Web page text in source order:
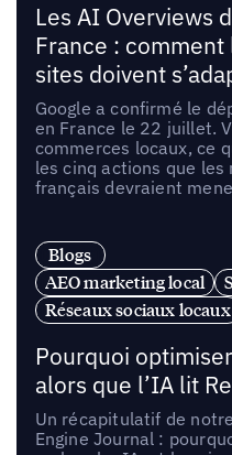
Les AI Overviews
France :
sites doivent
Google a confirmé le
en France le 22 juillet.
commerces locaux, ce
les cinq actions que
français devraient
Blogs
AEO marketing local
Réseaux sociaux locaux
Pourquoi
alors que l’IA lit
Un récapitulatif de
Engine Journal :